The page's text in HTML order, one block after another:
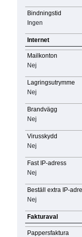
Bindningstid
Ingen
Internet
Mailkonton
Nej
Lagringsutrymme
Nej
Brandvägg
Nej
Virusskydd
Nej
Fast IP-adress
Nej
Beställ extra IP-
Nej
Fakturaval
Pappersfaktura